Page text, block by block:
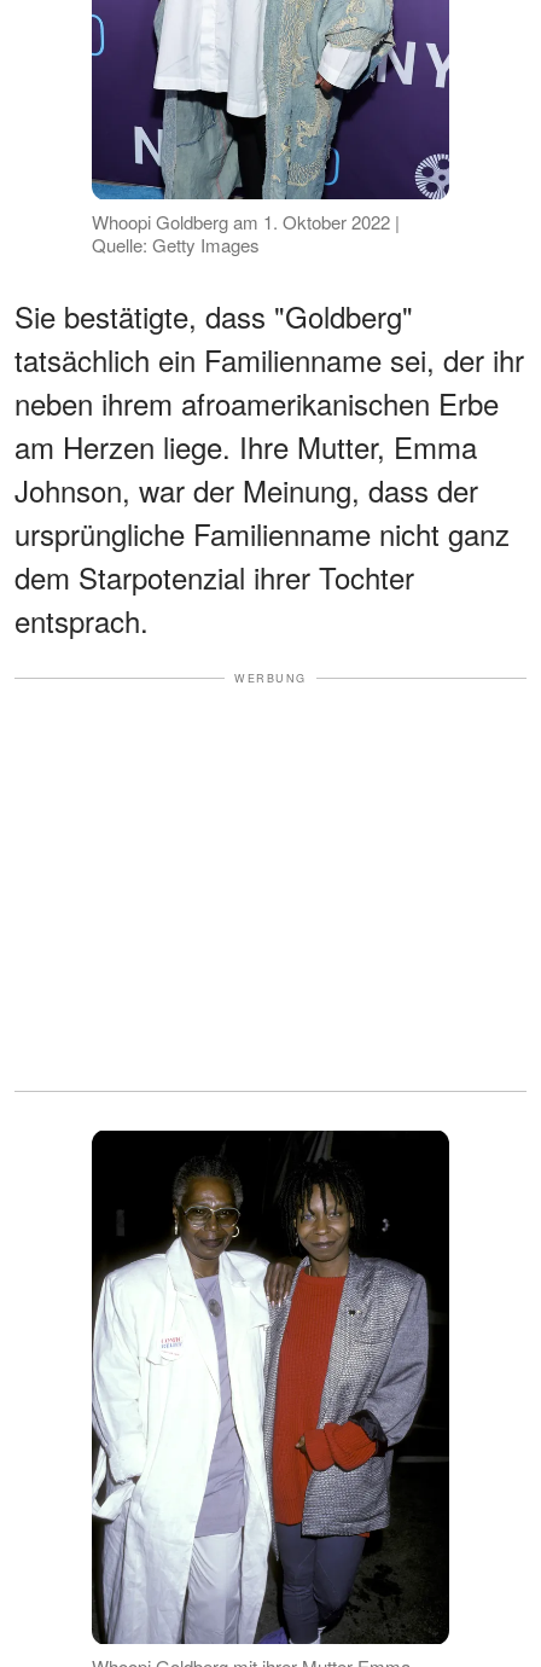
Whoopi Goldberg am 1. Oktober 2022 |
Quelle: Getty Images
Sie bestätigte, dass "Goldberg"
tatsächlich ein Familienname sei, der ihr
neben ihrem afroamerikanischen Erbe
am Herzen liege. Ihre Mutter, Emma
Johnson, war der Meinung, dass der
ursprüngliche Familienname nicht ganz
dem Starpotenzial ihrer Tochter
entsprach.
WERBUNG